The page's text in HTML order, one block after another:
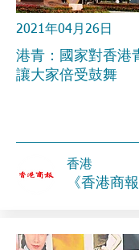
2021年04月26日
港青：國家對香港
讓大家倍受鼓舞
香港
《香港商報